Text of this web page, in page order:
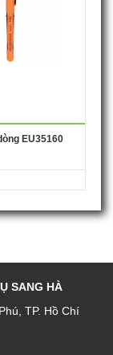
EU35160
SANG HÀ
TP. Hồ Chí